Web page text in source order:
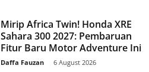
Mirip Africa Twin! Honda XRE
Sahara 300 2027: Pembaruan
Fitur Baru Motor Adventure Ini
Daffa Fauzan 6 August 2026